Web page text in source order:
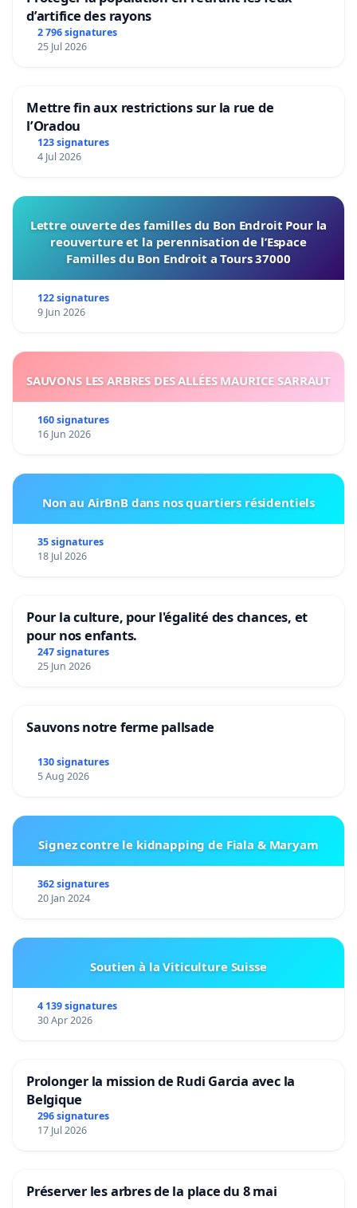
d’artifice des rayons
2 796 signatures
25 Jul 2026
Mettre fin aux restrictions sur la rue de
l’Oradou
123 signatures
4 Jul 2026
Lettre ouverte des familles du Bon Endroit Pour la
reouverture et la perennisation de l’Espace
Familles du Bon Endroit a Tours 37000
122 signatures
9 Jun 2026
SAUVONS LES ARBRES DES ALLÉES MAURICE SARRAUT
160 signatures
16 Jun 2026
Non au AirBnB dans nos quartiers résidentiels
35 signatures
18 Jul 2026
Pour la culture, pour l'égalité des chances, et
pour nos enfants.
247 signatures
25 Jun 2026
Sauvons notre ferme pallsade
130 signatures
5 Aug 2026
Signez contre le kidnapping de Fiala & Maryam
362 signatures
20 Jan 2024
Soutien à la Viticulture Suisse
4 139 signatures
30 Apr 2026
Prolonger la mission de Rudi Garcia avec la
Belgique
296 signatures
17 Jul 2026
Préserver les arbres de la place du 8 mai